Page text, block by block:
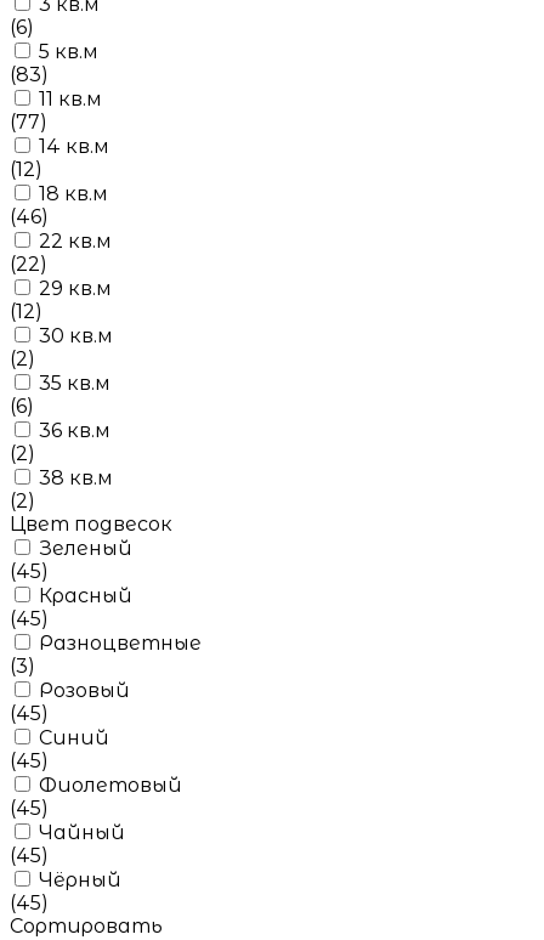
(6)
5 кв.м
(83)
11 кв.м
(77)
14 кв.м
(12)
18 кв.м
(46)
22 кв.м
(22)
29 кв.м
(12)
30 кв.м
(2)
35 кв.м
(6)
36 кв.м
(2)
38 кв.м
(2)
Цвет подвесок
Зеленый
(45)
Красный
(45)
Разноцветные
(3)
Розовый
(45)
Синий
(45)
Фиолетовый
(45)
Чайный
(45)
Чёрный
(45)
Сортировать